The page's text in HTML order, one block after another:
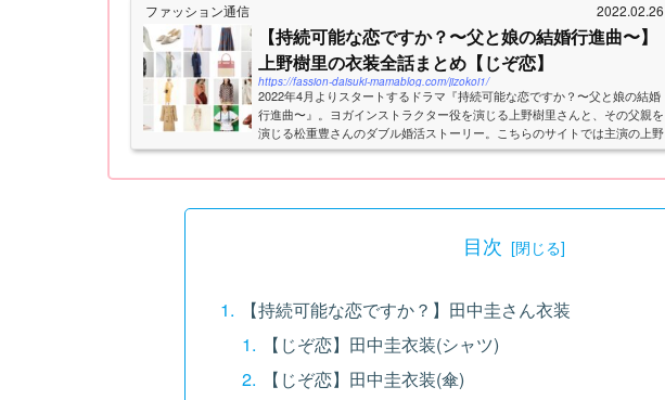
ファッション通信 2022.02.26
【持続可能な恋ですか？〜父と娘の結婚行進曲〜】
上野樹里の衣装全話まとめ【じぞ恋】
https://fassion-daisuki-mamablog.com/jizokoi1/
2022年4月よりスタートするドラマ『持続可能な恋ですか？〜父と娘の結婚
行進曲〜』。ヨガインストラクター役を演じる上野樹里さんと、その父親を
演じる松重豊さんのダブル婚活ストーリー。こちらのサイトでは主演の上野
樹里さん、田中圭さん、磯村勇斗さんがドラマ『...
目次
【持続可能な恋ですか？】田中圭さん衣装
【じぞ恋】田中圭衣装(シャツ)
【じぞ恋】田中圭衣装(傘)